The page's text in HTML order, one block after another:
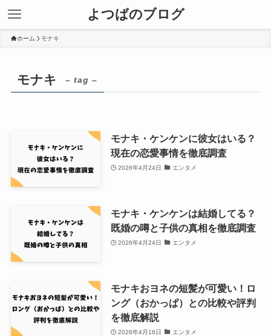
よつばのブログ
ホーム モナキ
モナキ – tag –
モナキ・ケンケンに彼女はいる？
現在の恋愛事情を徹底調査
2026年4月24日 エンタメ
モナキ・ケンケンは結婚してる？
既婚の噂と子供の真相を徹底調査
2026年4月24日 エンタメ
モナキおヨネの短髪が可愛い！ロ
ング（おかっぱ）との比較や評判
を徹底解説
2026年4月16日 エンタメ